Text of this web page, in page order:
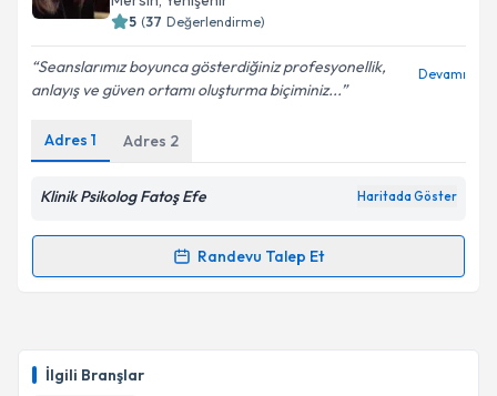
İlgili Branşlar
Kişisel verilerimin işlenmesine ilişkin
Metni'ni okudum ve kişisel verilerimin belirtilen
kapsamda işlenmesini kabul ediyorum.
Takvim Talebini Gönder
5 (37 Değerlendirme)
Seanslarımız boyunca gösterdiğiniz profesyonellik,
anlayış ve güven ortamı oluşturma biçiminiz...
Devamı
Adres 1 Adres 2
Klinik Psikolog Fatoş Efe Haritada Göster
Randevu Talep Et
Randevu Takvimi Talebi
takvim hazırlandığında e-posta ile bilgilendireceğiz.